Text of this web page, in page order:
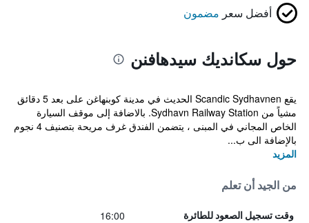
أفضل سعر مضمون
حول سكانديك سيدهافنن
يقع Scandic Sydhavnen الحديث في مدينة كوبنهاغن على بعد 5 دقائق
مشياً من Sydhavn Railway Station. بالاضافة إلى موقف السيارة
الخاص المجاني في المبنى ، يتضمن الفندق غرف مريحة بتصنيف 4 نجوم
بالإضافة الى ب...
المزيد
من الجيد أن تعلم
وقت تسجيل الصعود للطائرة 16:00